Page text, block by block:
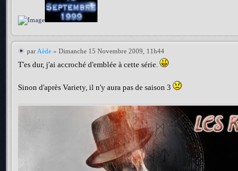
par Aède » Dimanche 15 Novembre 2009, 11h44
T'es dur, j'ai accroché d'emblée à cette série.
Sinon d'après Variety, il n'y aura pas de saison 3